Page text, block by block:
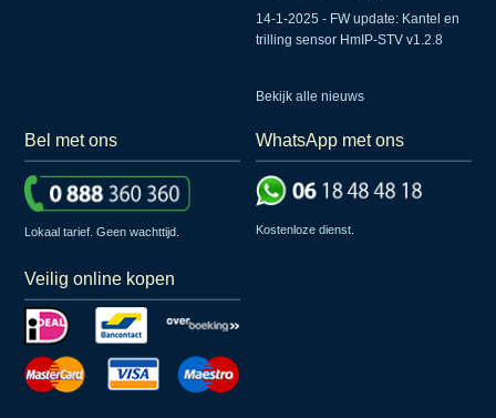
14-1-2025 - FW update: Kantel en
trilling sensor HmIP-STV v1.2.8
Bekijk alle nieuws
Bel met ons
Lokaal tarief. Geen wachttijd.
WhatsApp met ons
Kostenloze dienst.
Veilig online kopen